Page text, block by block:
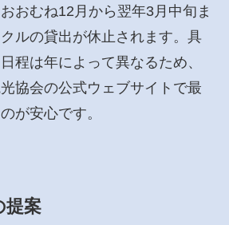
おむね12月から翌年3月中旬ま
ルの貸出が休止されます。具
程は年によって異なるため、
協会の公式ウェブサイトで最
が安心です。
提案